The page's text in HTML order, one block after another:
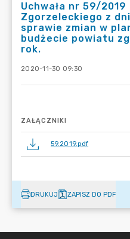
Uchwała nr 59/
Zgorzeleckiego z
sprawie zmian w
budżecie powiatu
rok.
2020-11-30 09:30
ZAŁĄCZNIKI
59.2019.pdf
DRUKUJ ZAPISZ DO PDF